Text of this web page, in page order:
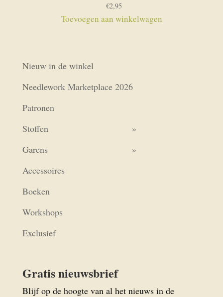
€2,95
Toevoegen aan winkelwagen
Nieuw in de winkel
Needlework Marketplace 2026
Patronen
Stoffen
Garens
Accessoires
Boeken
Workshops
Exclusief
Gratis nieuwsbrief
Blijf op de hoogte van al het nieuws in de